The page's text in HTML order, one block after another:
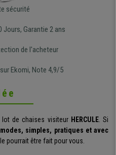
sécurité
Jours, Garantie 2 ans
de l'acheteur
Ekomi, Note 4,9/5
de chaises visiteur HERCULE. Si
simples, pratiques et avec
pourrait être fait pour vous.